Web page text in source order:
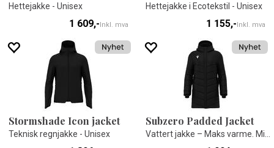
Hettejakke - Unisex
1 609,-Inkl. mva
Hettejakke i Ecotekstil - Unisex
1 155,-Inkl. mva
Stormshade Icon jacket
Teknisk regnjakke - Unisex
Subzero Padded Jacket